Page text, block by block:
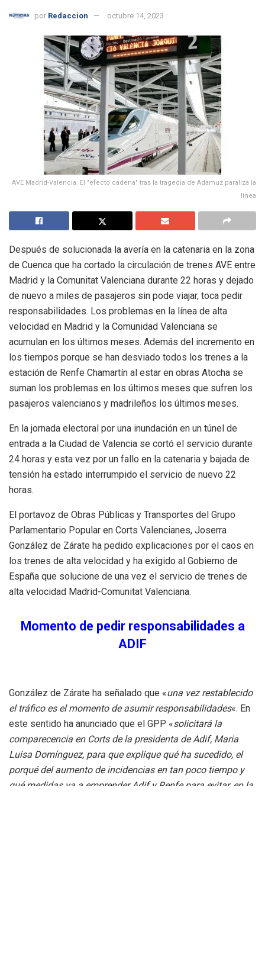
por Redaccion octubre 14, 2023
AVE Madrid-Valencia: El "efecto cadena" tras la tragedia de Adamuz paraliza la
línea
Después de solucionada la avería en la catenaria en la zona
de Cuenca que ha cortado la circulación de trenes AVE entre
Madrid y la Comunitat Valenciana durante 22 horas y dejado
de nuevo a miles de pasajeros sin pode viajar, toca pedir
responsabilidades. Los problemas en la línea de alta
velocidad en Madrid y la Comunidad Valenciana se
acumulan en los últimos meses. Además del incremento en
los tiempos porque se han desviado todos los trenes a la
estación de Renfe Chamartín al estar en obras Atocha se
suman los problemas en los últimos meses que sufren los
pasajeros valencianos y madrileños los últimos meses.
En la jornada electoral por una inundación en un túnel de
entrada a la Ciudad de Valencia se cortó el servicio durante
24 horas y esta vez por un fallo en la catenaria y bajada de
tensión ha estado interrumpido el servicio de nuevo 22
horas.
El portavoz de Obras Públicas y Transportes del Grupo
Parlamentario Popular en Corts Valencianes, Joserra
González de Zárate ha pedido explicaciones por el caos en
los trenes de alta velocidad y ha exigido al Gobierno de
España que solucione de una vez el servicio de trenes de
alta velocidad Madrid-Comunitat Valenciana.
Momento de pedir responsabilidades a
ADIF
González de Zárate ha señalado que «una vez restablecido
el tráfico es el momento de asumir responsabilidades«. En
este sentido ha anunciado que el GPP «solicitará la
comparecencia en Corts de la presidenta de Adif, Maria
Luisa Domínguez, para que explique qué ha sucedido, el
porqué del aumento de incidencias en tan poco tiempo y
qué medidas va a emprender Adif y Renfe para evitar, en la